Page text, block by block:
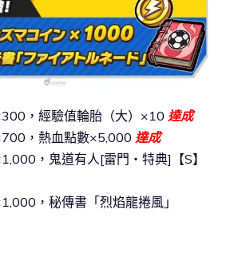
，經驗值輪胎（大）×10 達成
，熱血點數×5,000 達成
，鬼道有人[雷門‧特典]【S】
，秘傳書「烈焰龍捲風」